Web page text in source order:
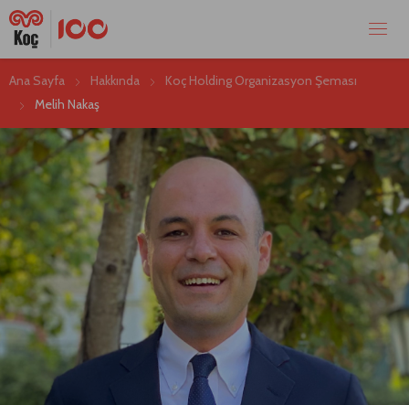
Ana Sayfa Hakkında
Koç Holding Organizasyon Şeması
Melih Nakaş